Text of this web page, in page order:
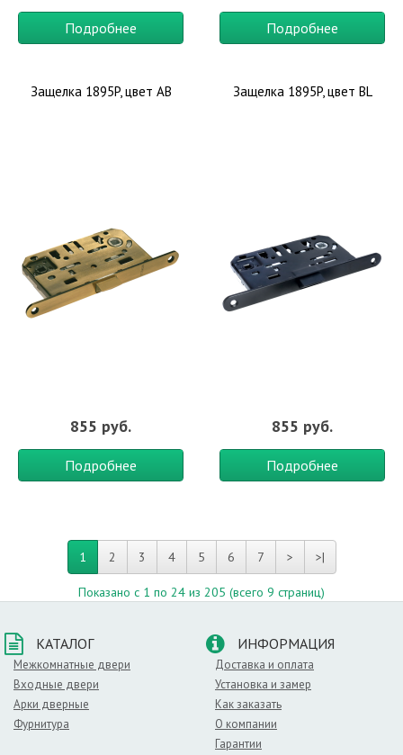
Подробнее Подробнее
Защелка 1895P, цвет AB
855 руб.
Подробнее
Защелка 1895P, цвет BL
855 руб.
Подробнее
1 2 3 4 5 6 7 > >|
Показано с 1 по 24 из 205 (всего 9 страниц)
КАТАЛОГ
Межкомнатные двери
Входные двери
Арки дверные
Фурнитура
ИНФОРМАЦИЯ
Доставка и оплата
Установка и замер
Как заказать
О компании
Гарантии